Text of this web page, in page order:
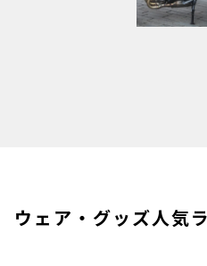
ウェア・グッズ人気